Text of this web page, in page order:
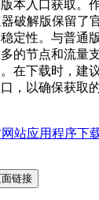
本入口获取。
破解版保留了
定性。与普通
的节点和流量
在下载时，建
，以确保获取
站应用程序下
链接